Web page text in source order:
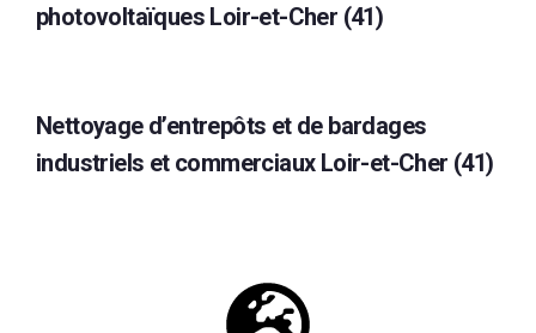
photovoltaïques Loir-et-Cher (41)
Nettoyage d’entrepôts et de bardages
industriels et commerciaux Loir-et-Cher (41)